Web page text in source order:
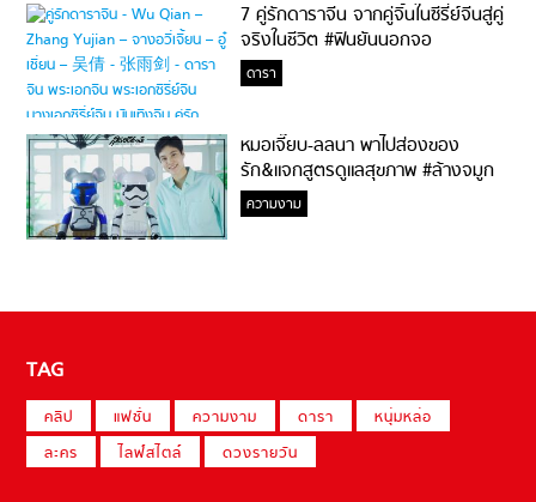
7 คู่รักดาราจีน จากคู่จิ้นในซีรี่ย์จีนสู่คู่
จริงในชีวิต #ฟินยันนอกจอ
ดารา
หมอเจี๊ยบ-ลลนา พาไปส่องของ
รัก&แจกสูตรดูแลสุขภาพ #ล้างจมูก
ไม่ยากจะสอนให้
ความงาม
TAG
คลิป แฟชั่น ความงาม ดารา
หนุ่มหล่อ
ละคร
ไลฟ์สไตล์ ดวงรายวัน